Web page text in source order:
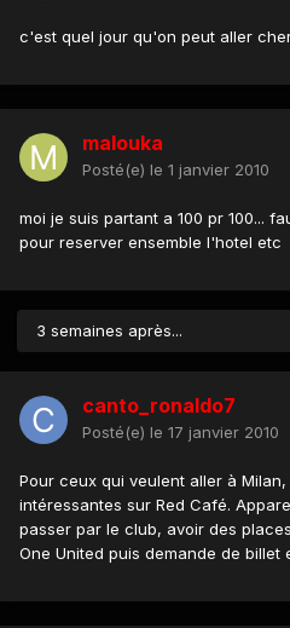
c'est quel jour qu'on peut aller
malouka
Posté(e) le 1 janvier 2010
moi je suis partant a 100 pr 100...
pour reserver ensemble l'hotel etc
3 semaines après...
canto_ronaldo7
Posté(e) le 17 janvier 2010
Pour ceux qui veulent aller à
intéressantes sur Red Café.
passer par le club, avoir des
One United puis demande de billet